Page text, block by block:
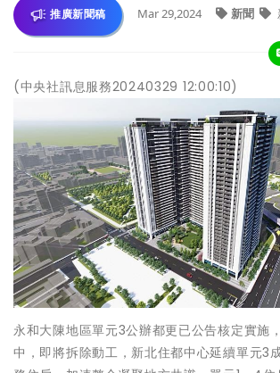
推廣新聞稿 Mar 29,2024 新聞
(中央社訊息服務20240329 12:00:10)
永和大陳地區單元3公辦都更已公告核定實施
中，即將拆除動工，新北住都中心延續單元3